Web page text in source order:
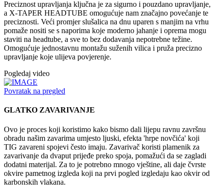
Preciznost upravljanja ključna je za sigurno i pouzdano upravljanje,
a X-TAPER HEADTUBE omogućuje nam značajno povećanje te
preciznosti. Veći promjer slušalica na dnu uparen s manjim na vrhu
pomaže nositi se s naporima koje moderno jahanje i oprema mogu
staviti na headtube, a sve to bez dodavanja nepotrebne težine.
Omogućuje jednostavnu montažu suženih vilica i pruža precizno
upravljanje koje ulijeva povjerenje.
Pogledaj video
Povratak na pregled
GLATKO ZAVARIVANJE
Ovo je proces koji koristimo kako bismo dali lijepu ravnu završnu
obradu našim zavarima umjesto ljuski, efekta 'hrpe novčića' koji
TIG zavareni spojevi često imaju. Zavarivač koristi plamenik za
zavarivanje da dvaput prijeđe preko spoja, pomažući da se zagladi
dodatni materijal. Za to je potrebno mnogo vještine, ali daje čvrste
okvire pametnog izgleda koji na prvi pogled izgledaju kao okvir od
karbonskih vlakana.